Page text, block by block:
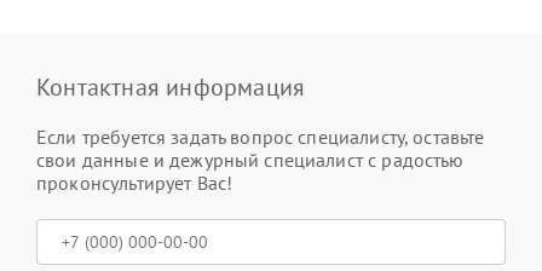
Контактная информация
Если требуется задать вопрос специалисту, оставьте
свои данные и дежурный специалист с радостью
проконсультирует Вас!